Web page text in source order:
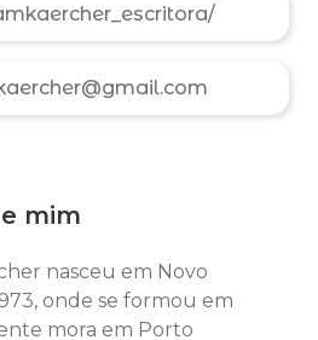
mim
nasceu em Novo
onde se formou em
mora em Porto